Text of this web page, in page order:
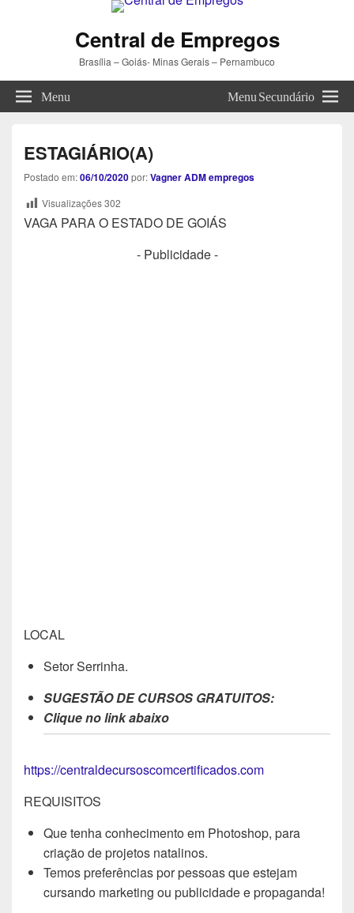
Central de Empregos
Brasília – Goiás- Minas Gerais – Pernambuco
Menu Menu Secundário
ESTAGIÁRIO(A)
Postado em:06/10/2020por:Vagner ADM empregos
Visualizações302
VAGA PARA O ESTADO DE GOIÁS
- Publicidade -
LOCAL
Setor Serrinha.
SUGESTÃO DE CURSOS GRATUITOS:
Clique no link abaixo
https://centraldecursoscomcertificados.com
REQUISITOS
Que tenha conhecimento em Photoshop, para
criação de projetos natalinos.
Temos preferências por pessoas que estejam
cursando marketing ou publicidade e propaganda!